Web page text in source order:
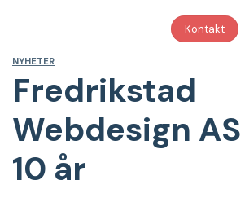
Kontakt
NYHETER
Fredrikstad
Webdesign
10 år